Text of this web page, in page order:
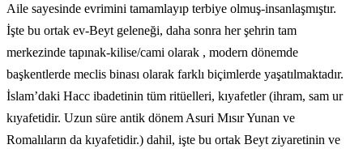
Aile sayesinde evrimini tamamlayıp terbiye olmuş-insanlaşmıştır.
İşte bu ortak ev-Beyt geleneği, daha sonra her şehrin tam
merkezinde tapınak-kilise/cami olarak , modern dönemde
başkentlerde meclis binası olarak farklı biçimlerde yaşatılmaktadır.
İslam’daki Hacc ibadetinin tüm ritüelleri, kıyafetler (ihram, sam ur
kıyafetidir. Uzun süre antik dönem Asuri Mısır Yunan ve
Romalıların da kıyafetidir.) dahil, işte bu ortak Beyt ziyaretinin ve